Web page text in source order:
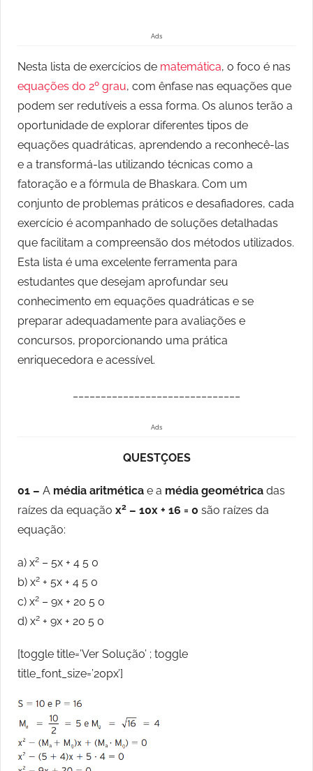
Ads
Nesta lista de exercícios de matemática, o foco é nas
equações do 2º grau, com ênfase nas equações que
podem ser redutíveis a essa forma. Os alunos terão a
oportunidade de explorar diferentes tipos de
equações quadráticas, aprendendo a reconhecê-las
e a transformá-las utilizando técnicas como a
fatoração e a fórmula de Bhaskara. Com um
conjunto de problemas práticos e desafiadores, cada
exercício é acompanhado de soluções detalhadas
que facilitam a compreensão dos métodos utilizados.
Esta lista é uma excelente ferramenta para
estudantes que desejam aprofundar seu
conhecimento em equações quadráticas e se
preparar adequadamente para avaliações e
concursos, proporcionando uma prática
enriquecedora e acessível.
Ads
QUESTÇOES
01 – A média aritmética e a média geométrica das
raízes da equação x2 – 10x + 16 = 0 são raízes da
equação:
a) x2 – 5x + 4 5 0
b) x2 + 5x + 4 5 0
c) x2 – 9x + 20 5 0
d) x2 + 9x + 20 5 0
[toggle title=’Ver Solução’ ; toggle
title_font_size=’20px’]